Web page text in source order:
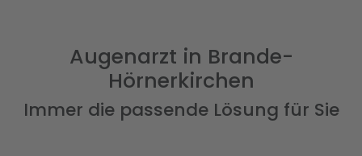
Augenarzt in Brande-
Hörnerkirchen
Immer die passende Lösung für Sie